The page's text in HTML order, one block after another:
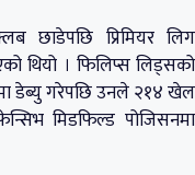
छाडेपछि प्रिमियर लिग
थियो । फिलिप्स लिड्सको
डेब्यु गरेपछि उनले २१४ खेल
मिडफिल्ड पोजिसनमा